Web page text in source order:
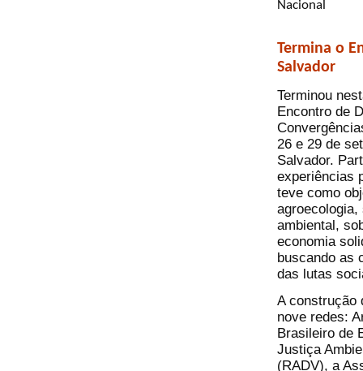
Termina o
Salvador
Terminou
Encontro de
26 e 29 de
Salvador.
experiências
teve como
ambiental,
economia
buscando as
das lutas
A construção
nove redes:
Brasileiro de
Justiça
(RADV), a